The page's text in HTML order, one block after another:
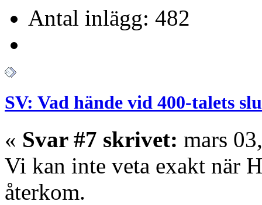
Antal inlägg: 482
SV: Vad hände vid 400-talets
« Svar #7 skrivet: mars
Vi kan inte veta exakt när
återkom.